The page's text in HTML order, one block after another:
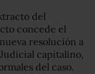
del
concede el
resolución a
capitalino,
del caso.